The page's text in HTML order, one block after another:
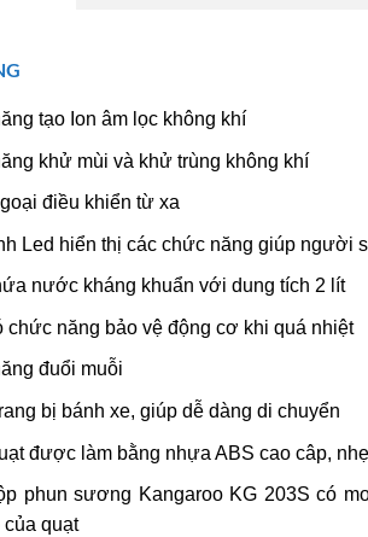
tạo Ion âm lọc không khí
khử mùi và khử trùng không khí
điều khiển từ xa
Led hiển thị các chức năng giúp người
nước kháng khuẩn với dung tích 2 lít
chức năng bảo vệ động cơ khi quá nhiệt
đuổi muỗi
bị bánh xe, giúp dễ dàng di chuyển
được làm bằng nhựa ABS cao câp,
phun sương Kangaroo KG 203S có
của quạt